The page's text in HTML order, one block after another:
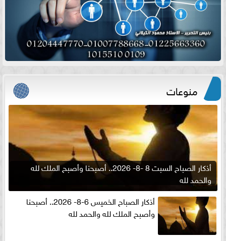
منوعات
أذكار الصباح السبت 8 -8- 2026.. أصبحنا وأصبح الملك لله
والحمد لله
أذكار الصباح الخميس 6-8- 2026.. أصبحنا
وأصبح الملك لله والحمد لله